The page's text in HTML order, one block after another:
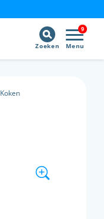
9
Menu
Zoeken
Koken